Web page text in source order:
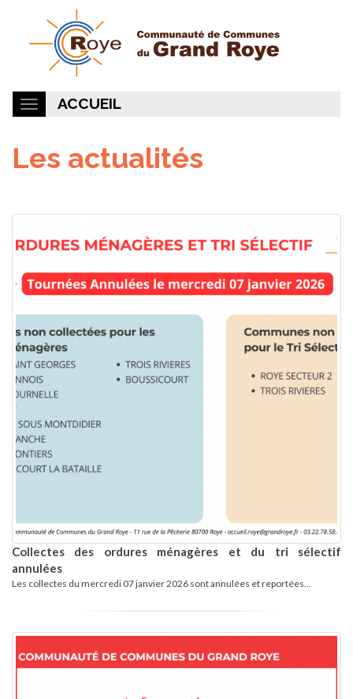
ACCUEIL
Les actualités
Collectes des ordures ménagères et du tri sélectif
annulées
Les collectes du mercredi 07 janvier 2026 sont annulées et reportées...